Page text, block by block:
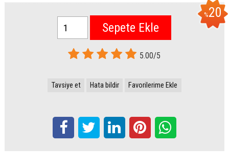
%20
Sepete Ekle
5.00/5
Tavsiye et Hata bildir Favorilerime Ekle